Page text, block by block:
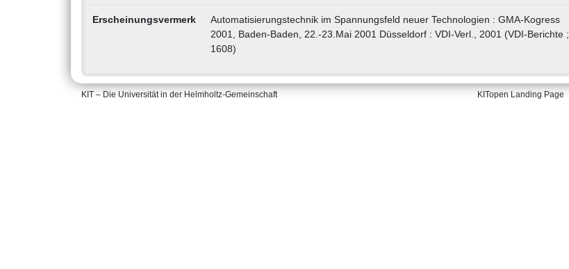
Erscheinungsvermerk
Automatisierungstechnik im Spannungsfeld neuer Technologien : GMA-Kogress
2001, Baden-Baden, 22.-23.Mai 2001 Düsseldorf : VDI-Verl., 2001 (VDI-Berichte ;
1608)
KIT – Die Universität in der Helmholtz-Gemeinschaft KITopen Landing Page